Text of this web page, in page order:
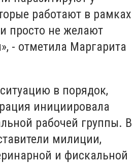
работают в рамках
просто не желают
- отметила Маргарита
в порядок,
инициировала
рабочей группы. В
милиции,
и фискальной